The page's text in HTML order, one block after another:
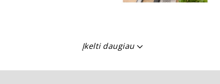
Įkelti daugiau